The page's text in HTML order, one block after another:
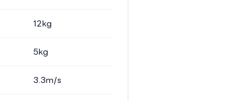
12kg
5kg
3.3m/s